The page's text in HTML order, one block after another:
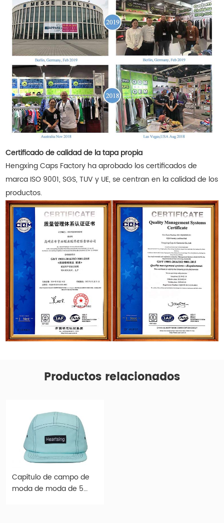
Certificado de calidad de la tapa propia
Hengxing Caps Factory ha aprobado los certificados de
marca ISO 9001, SGS, TUV y UE, se centran en la calidad de los
productos.
Productos relacionados
Capítulo de campo de
moda de moda de 5